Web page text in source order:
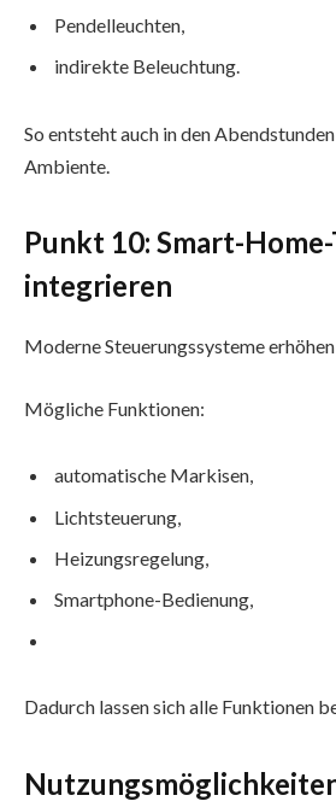
Pendelleuchten,
indirekte Beleuchtung.
So entsteht auch in den
Ambiente.
Punkt 10: Smart-
integrieren
Moderne Steuerungssysteme
Mögliche Funktionen:
automatische Markisen,
Lichtsteuerung,
Heizungsregelung,
Smartphone-Bedienung,
Dadurch lassen sich alle Funktionen